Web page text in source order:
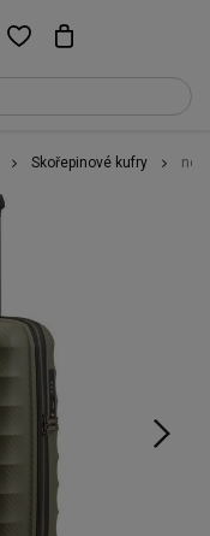
Skořepinové kufry